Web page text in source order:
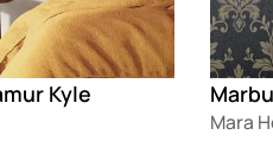
Kyle
Mara